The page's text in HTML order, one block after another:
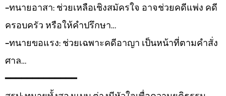
-ทนายอาสา: ช่วยเหลือเชิงสมัครใจ อาจช่วยคดีแพ่ง คดี
ครอบครัว หรือให้คำปรึกษา…
-ทนายขอแรง: ช่วยเฉพาะคดีอาญา เป็นหน้าที่ตามคำสั่ง
ศาล…
━━━━━━━━━━━━━